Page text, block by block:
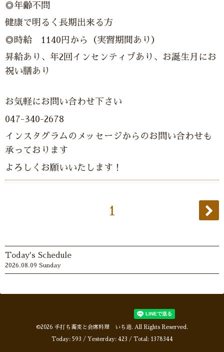
◎年齢不問
健康で明るく長期出来る方
◎時給 1140円から（実習期間あり）
昇給あり、年2回インセンティブあり、お誕生月にお
祝い膳あり
お気軽にお問い合わせ下さい
047-340-2678
インスタグラムのメッセージからのお問い合わせも
承っております
よろしくお願いいたします！
1
Today's Schedule
2026.08.09 Sunday
©2026 手打ち蕎麦と会席料理 いち遊. All Rights Reserved.
Today: 593 / Yesterday: 423 / Total: 1378344